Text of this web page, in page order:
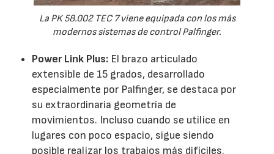
La PK 58.002 TEC 7 viene equipada con los más
modernos sistemas de control Palfinger.
Power Link Plus: El brazo articulado
extensible de 15 grados, desarrollado
especialmente por Palfinger, se destaca por
su extraordinaria geometría de
movimientos. Incluso cuando se utilice en
lugares con poco espacio, sigue siendo
posible realizar los trabajos más difíciles.